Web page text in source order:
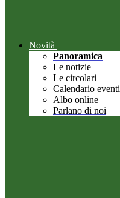
Novità
Panoramica
Le notizie
Le circolari
Calendario eventi
Albo online
Parlano di noi